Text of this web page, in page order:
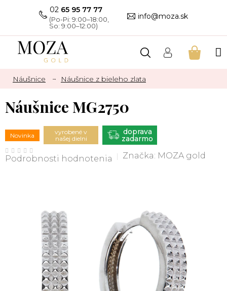
02 65 95 77 77
info@moza.sk
Náušnice Náušnice z bieleho zlata
Náušnice MG2750
Novinka
vyrobené v
našej dielni
ZADARMO
Priemerné
hodnotenie
produktu
Podrobnosti hodnotenia Značka: MOZA gold